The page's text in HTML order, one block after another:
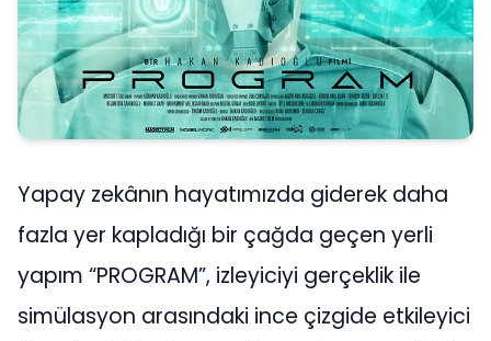
Yapay zekânın hayatımızda giderek daha
fazla yer kapladığı bir çağda geçen yerli
yapım “PROGRAM”, izleyiciyi gerçeklik ile
simülasyon arasındaki ince çizgide etkileyici